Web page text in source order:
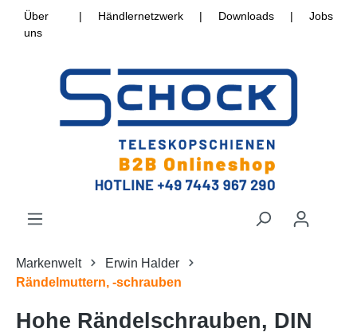
Über
uns
| Händlernetzwerk | Downloads | Jobs
Markenwelt
Erwin Halder
Rändelmuttern, -schrauben
Hohe Rändelschrauben, DIN